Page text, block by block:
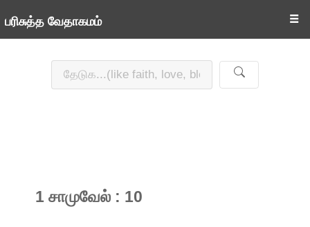
பரிசுத்த வேதாகமம் ☰
1 சாமுவேல் : 10